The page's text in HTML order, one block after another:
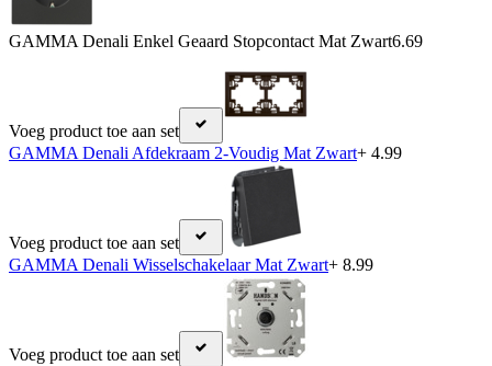
GAMMA Denali Enkel Geaard Stopcontact Mat Zwart6.69
Voeg product toe aan set
GAMMA Denali Afdekraam 2-Voudig Mat Zwart+ 4.99
Voeg product toe aan set
GAMMA Denali Wisselschakelaar Mat Zwart+ 8.99
Voeg product toe aan set